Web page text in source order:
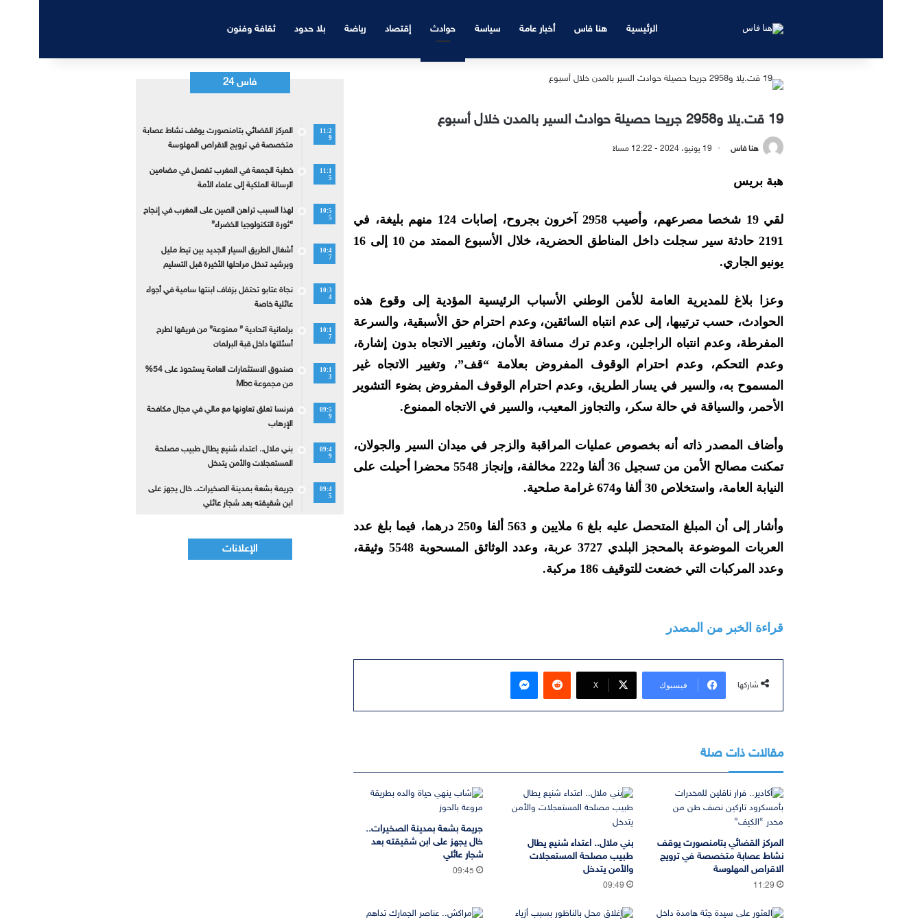
الرئيسية هنا فاس أخبار عامة سياسة حوادث إقتصاد رياضة بلا حدود ثقافة وفنون
19 قت.يلا و2958 جريحا حصيلة حوادث السير بالمدن خلال أسبوع
هنا فاس 19 يونيو، 2024 - 12:22 مساءً
هبة بريس
لقي 19 شخصا مصرعهم، وأصيب 2958 آخرون بجروح، إصابات 124 منهم بليغة، في
2191 حادثة سير سجلت داخل المناطق ‏الحضرية، خلال الأسبوع الممتد من 10 إلى 16
يونيو الجاري.
وعزا بلاغ للمديرية العامة للأمن الوطني الأسباب الرئيسية المؤدية إلى وقوع ‏هذه
الحوادث، حسب ترتيبها، إلى عدم انتباه السائقين، وعدم احترام حق الأسبقية، والسرعة
المفرطة، وعدم انتباه الراجلين، وعدم ترك مسافة الأمان، وتغيير الاتجاه بدون إشارة،
وعدم التحكم، وعدم احترام الوقوف المفروض بعلامة “قف”، وتغيير الاتجاه غير
المسموح به، والسير في يسار الطريق، وعدم احترام الوقوف المفروض بضوء التشوير
الأحمر، والسياقة في حالة سكر، والتجاوز المعيب، والسير في الاتجاه الممنوع.
وأضاف المصدر ذاته أنه بخصوص عمليات المراقبة والزجر في ميدان السير والجولان،
تمكنت ‏مصالح الأمن من تسجيل 36 ألفا و222 مخالفة، وإنجاز 5548 محضرا أحيلت على
النيابة العامة، واستخلاص 30 ألفا و674 غرامة صلحية.
وأشار إلى أن المبلغ المتحصل عليه بلغ 6 ملايين و 563 ألفا و250 درهما، فيما بلغ عدد
العربات الموضوعة بالمحجز البلدي 3727 عربة، وعدد الوثائق المسحوبة 5548 وثيقة،
وعدد المركبات التي خضعت للتوقيف 186 مركبة.
قراءة الخبر من المصدر
شاركها فيسبوك ‫X
ماسنجر
مقالات ذات صلة
المركز القضائي بتامنصورت يوقف
نشاط عصابة متخصصة في ترويج
الاقراص المهلوسة
11:29
بني ملال.. اعتداء شنيع يطال
طبيب مصلحة المستعجلات
والأمن يتدخل
09:49
جريمة بشعة بمدينة الصخيرات..
خال يجهز على ابن شقيقته بعد
شجار عائلي
09:45
فاس 24
11:2
9
المركز القضائي بتامنصورت يوقف نشاط عصابة
متخصصة في ترويج الاقراص المهلوسة
11:1
5
خطبة الجمعة في المغرب تفصل في مضامين
الرسالة الملكية إلى علماء الأمة
10:5
5
لهذا السبب تراهن الصين على المغرب في إنجاح
“ثورة التكنولوجيا الخضراء”
10:4
7
أشغال الطريق السيار الجديد بين تيط مليل
وبرشيد تدخل مراحلها الأخيرة قبل التسليم
10:3
4
نجاة عتابو تحتفل بزفاف ابنتها سامية في أجواء
عائلية خاصة
10:1
7
برلمانية اتحادية ” ممنوعة” من فريقها لطرح
أسئلتها داخل قبة البرلمان
10:1
3
صندوق الاستثمارات العامة يستحوذ على 54%
من مجموعة Mbc
09:5
9
فرنسا تعلق تعاونها مع مالي في مجال مكافحة
الإرهاب
09:4
9
بني ملال.. اعتداء شنيع يطال طبيب مصلحة
المستعجلات والأمن يتدخل
09:4
5
جريمة بشعة بمدينة الصخيرات.. خال يجهز على
ابن شقيقته بعد شجار عائلي
الإعلانات